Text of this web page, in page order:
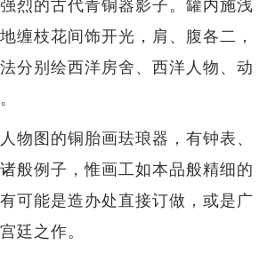
缠枝花间饰开光，肩、腹各二，
分别绘西洋房舍、西洋人物、动
物图的铜胎画珐琅器，有钟表、
般例子，惟画工如本品般精细的
可能是造办处直接订做，或是广
廷之作。